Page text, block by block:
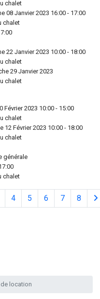
chalet
08 Janvier 2023 16:00 - 17:00
chalet
22 Janvier 2023 10:00 - 18:00
chalet
29 Janvier 2023
chalet
Février 2023 10:00 - 15:00
chalet
12 Février 2023 10:00 - 18:00
chalet
générale
chalet
4 5 6 7 8
location